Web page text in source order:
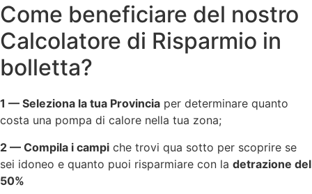
Come beneficiare del nostro
Calcolatore di Risparmio in
bolletta?
1 — Seleziona la tua Provincia per determinare quanto
costa una pompa di calore nella tua zona;
2 — Compila i campi che trovi qua sotto per scoprire se
sei idoneo e quanto puoi risparmiare con la detrazione del
50%